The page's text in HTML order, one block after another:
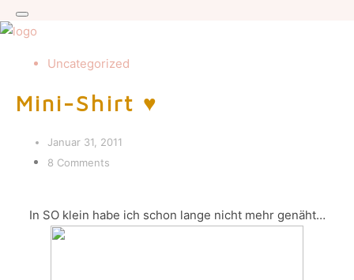
Uncategorized
Mini-Shirt ♥
Januar 31, 2011
8 Comments
In SO klein habe ich schon lange nicht mehr genäht…